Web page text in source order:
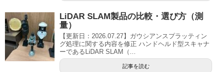
LiDAR SLAM製品の比較・選び方（測
量）
【更新日：2026.07.27】ガウシアンスプラッティン
グ処理に関する内容を修正 ハンドヘルド型スキャナ
ーであるLiDAR SLAM（...
記事を読む